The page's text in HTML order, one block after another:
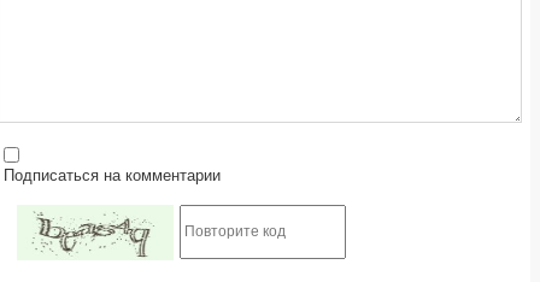
на комментарии